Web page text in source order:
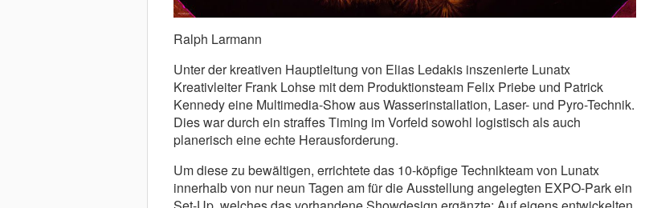
Ralph Larmann
Unter der kreativen Hauptleitung von Elias Ledakis inszenierte Lunatx
Kreativleiter Frank Lohse mit dem Produktionsteam Felix Priebe und Patrick
Kennedy eine Multimedia-Show aus Wasserinstallation, Laser- und Pyro-Technik.
Dies war durch ein straffes Timing im Vorfeld sowohl logistisch als auch
planerisch eine echte Herausforderung.
Um diese zu bewältigen, errichtete das 10-köpfige Technikteam von Lunatx
innerhalb von nur neun Tagen am für die Ausstellung angelegten EXPO-Park ein